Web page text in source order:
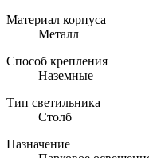
Материал корпуса
Металл
Способ крепления
Наземные
Тип светильника
Столб
Назначение